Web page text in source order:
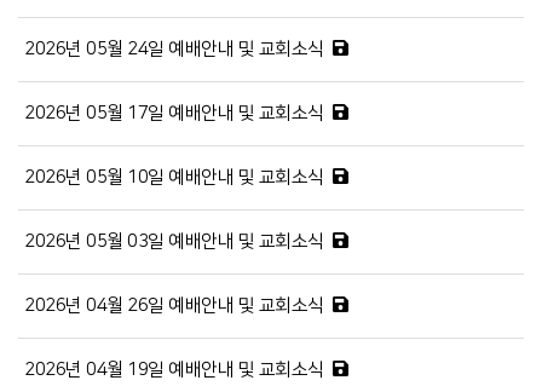
2026년 05월 24일 예배안내 및 교회소식
2026년 05월 17일 예배안내 및 교회소식
2026년 05월 10일 예배안내 및 교회소식
2026년 05월 03일 예배안내 및 교회소식
2026년 04월 26일 예배안내 및 교회소식
2026년 04월 19일 예배안내 및 교회소식